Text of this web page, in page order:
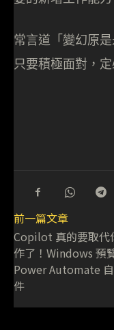
常言道「變幻原
只要積極面對，
前一篇文章
Copilot 真的要取代
作了！Windows 預
Power Automate
件